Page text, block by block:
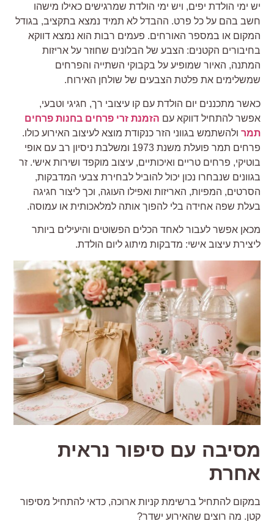
יש ימי הולדת יפים, ויש ימי הולדת שמרגישים כאילו מישהו
חשב בהם על כל פרט. ההבדל לא תמיד נמצא בתקציב, בגודל
המקום או במספר האורחים. פעמים רבות הוא נמצא דווקא
בחיבורים הקטנים: הצבע של הבלונים שחוזר על אריזות
המתנה, האיור שמופיע על בקבוקי השתייה והפרחים
שמשלימים את פלטת הצבעים של שולחן האירוח.
כאשר מתכננים יום הולדת עם קו עיצובי רך, חגיגי וטבעי,
אפשר להתחיל דווקא עםהזמנת זרי פרחים בחנות פרחים
תמרולהשתמש בגווני הזר כנקודת מוצא לעיצוב האירוע כולו.
פרחים תמר פועלת משנת 1973 ומשלבת ניסיון רב עם אופי
בוטיקי, פרחים טריים ואיכותיים, עיצוב מוקפד ושירות אישי. זר
בגוונים שנבחרו נכון יכול להוביל לבחירת צבעי המדבקות,
הסרטים, המפיות, האריזות ואפילו העוגה, וכך ליצור חגיגה
בעלת שפה אחידה בלי להפוך אותה למלאכותית או עמוסה.
מכאן אפשר לעבור לאחד הכלים הפשוטים והיעילים ביותר
ליצירת עיצוב אישי: מדבקות מיתוג ליום הולדת.
מסיבה עם סיפור נראית
אחרת
במקום להתחיל ברשימת קניות ארוכה, כדאי להתחיל מסיפור
קטן. מה רוצים שהאירוע ישדר?